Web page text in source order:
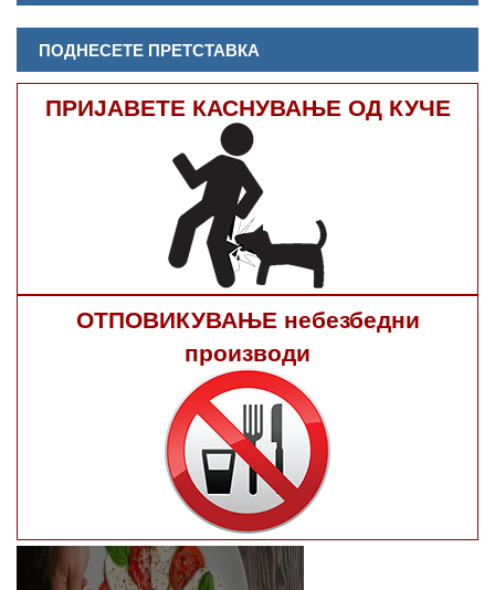
ПОДНЕСЕТЕ ПРЕТСТАВКА
ПРИЈАВЕТЕ КАСНУВАЊЕ ОД КУЧЕ
ОТПОВИКУВАЊЕ небезбедни
производи